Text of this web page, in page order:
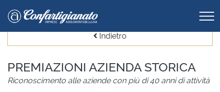
Indietro
PREMIAZIONI AZIENDA STORICA
Riconoscimento alle aziende con più di 40 anni di attività